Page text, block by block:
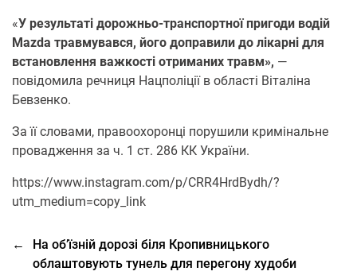
«У результаті дорожньо-транспортної пригоди водій
Mazda травмувався, його доправили до лікарні для
встановлення важкості отриманих травм», —
повідомила речниця Нацполіції в області Віталіна
Бевзенко.
За її словами, правоохоронці порушили кримінальне
провадження за ч. 1 ст. 286 КК України.
https://www.instagram.com/p/CRR4HrdBydh/?
utm_medium=copy_link
←
На об’їзній дорозі біля Кропивницького
облаштовують тунель для перегону худоби